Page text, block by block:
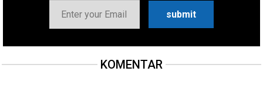
KOMENTAR